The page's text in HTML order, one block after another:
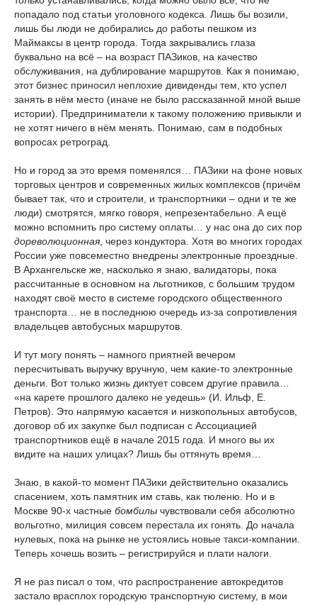
попадало под статьи уголовного кодекса. Лишь бы возили,
лишь бы люди не добирались до работы пешком из
Маймаксы в центр города. Тогда закрывались глаза
буквально на всё – на возраст ПАЗиков, на качество
обслуживания, на дублирование маршрутов. Как я понимаю,
этот бизнес приносил неплохие дивиденды тем, кто успел
занять в нём место (иначе не было рассказанной мной выше
истории). Предприниматели к такому положению привыкли и
не хотят ничего в нём менять. Понимаю, сам в подобных
вопросах ретроград.
Но и город за это время поменялся… ПАЗики на фоне новых
торговых центров и современных жилых комплексов (причём
бывает так, что и строители, и транспортники – одни и те же
люди) смотрятся, мягко говоря, непрезентабельно. А ещё
можно вспомнить про систему оплаты… у нас она до сих пор
дореволюционная , через кондуктора. Хотя во многих городах
России уже повсеместно внедрены электронные проездные.
В Архангельске же, насколько я знаю, валидаторы, пока
рассчитанные в основном на льготников, с большим трудом
находят своё место в системе городского общественного
транспорта… не в последнюю очередь из-за сопротивления
владельцев автобусных маршрутов.
И тут могу понять – намного приятней вечером
пересчитывать выручку вручную, чем какие-то электронные
деньги. Вот только жизнь диктует совсем другие правила…
«на карете прошлого далеко не уедешь» (И. Ильф, Е.
Петров). Это напрямую касается и низкопольных автобусов,
договор об их закупке был подписан с Ассоциацией
транспортников ещё в начале 2015 года. И много вы их
видите на наших улицах? Лишь бы оттянуть время…
Знаю, в какой-то момент ПАЗики действительно оказались
спасением, хоть памятник им ставь, как тюленю. Но и в
Москве 90-х частные бомбилы чувствовали себя абсолютно
вольготно, милиция совсем перестала их гонять. До начала
нулевых, пока на рынке не устоялись новые такси-компании.
Теперь хочешь возить – регистрируйся и плати налоги.
Я не раз писал о том, что распространение автокредитов
застало врасплох городскую транспортную систему, в мои